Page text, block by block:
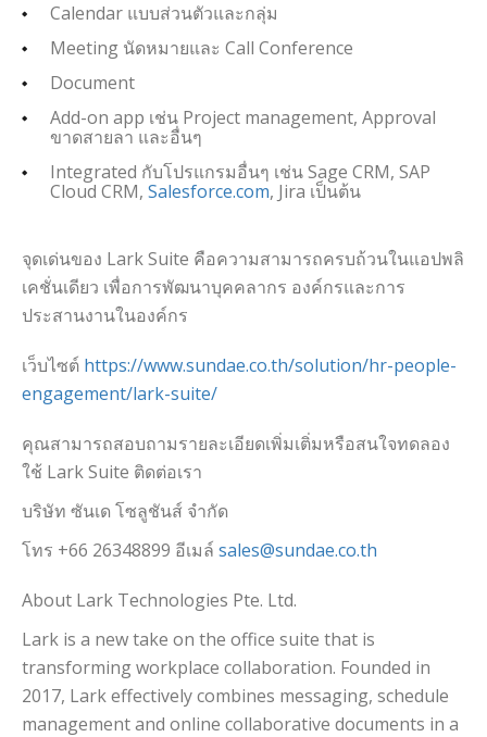
Calendar แบบส่วนตัวและกลุ่ม
Meeting นัดหมายและ Call Conference
Document
Add-on app เช่น Project management, Approval
ขาดสายลา และอื่นๆ
Integrated กับโปรแกรมอื่นๆ เช่น Sage CRM, SAP
Cloud CRM, Salesforce.com, Jira เป็นต้น
จุดเด่นของ Lark Suite คือความสามารถครบถ้วนในแอปพลิ
เคชั่นเดียว เพื่อการพัฒนาบุคคลากร องค์กรและการ
ประสานงานในองค์กร
เว็บไซต์ https://www.sundae.co.th/solution/hr-people-
engagement/lark-suite/
คุณสามารถสอบถามรายละเอียดเพิ่มเติ่มหรือสนใจทดลอง
ใช้ Lark Suite ติดต่อเรา
บริษัท ซันเด โซลูชันส์ จำกัด
โทร +66 26348899 อีเมล์ sales@sundae.co.th
About Lark Technologies Pte. Ltd.
Lark is a new take on the office suite that is
transforming workplace collaboration. Founded in
2017, Lark effectively combines messaging, schedule
management and online collaborative documents in a